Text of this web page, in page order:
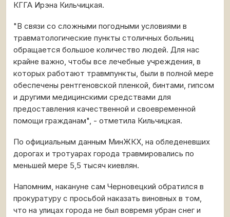
КГГА Ирэна Кильчицкая.
"В связи со сложными погодными условиями в
травматологические пункты столичных больниц
обращается большое количество людей. Для нас
крайне важно, чтобы все лечебные учреждения, в
которых работают травмпункты, были в полной мере
обеспечены рентгеновской пленкой, бинтами, гипсом
и другими медицинскими средствами для
предоставления качественной и своевременной
помощи гражданам", - отметила Кильчицкая.
По официальным данным МинЖКХ, на обледеневших
дорогах и тротуарах города травмировались по
меньшей мере 5,5 тысяч киевлян.
Напомним, накануне сам Черновецкий обратился в
прокуратуру с просьбой наказать виновных в том,
что на улицах города не был вовремя убран снег и